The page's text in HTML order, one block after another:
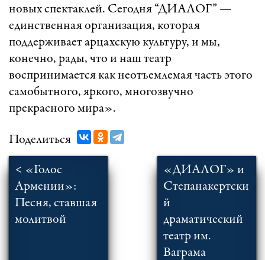
новых спектаклей. Сегодня “ДИАЛОГ” —
единственная организация, которая
поддерживает арцахскую культуру, и мы,
конечно, рады, что и наш театр
воспринимается как неотъемлемая часть этого
самобытного, яркого, многозвучно
прекрасного мира».
Поделиться
< «Голос
Армении»:
Песня, ставшая
молитвой
«ДИАЛОГ» и
Степанакертски
й
драматический
театр им.
Ваграма